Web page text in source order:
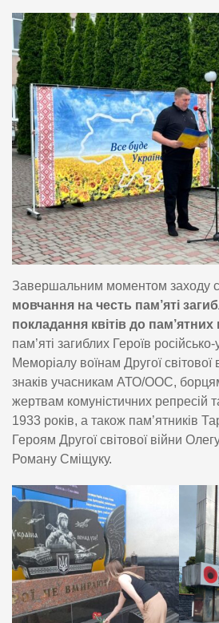
Завершальним моментом заходу
мовчання на честь пам’яті
покладання квітів до
пам’яті загиблих Героїв російсько-
Меморіалу воїнам Другої світової
знаків учасникам АТО/ООС,
жертвам комуністичних репресій
1933 років, а також пам’ятників
Героям Другої світової війни
Роману Сміщуку.